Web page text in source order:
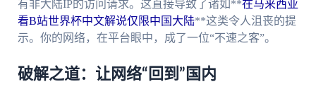
有非大陆IP的访问请求。这直接导致了诸如**在马来西亚
看B站世界杯中文解说仅限中国大陆**这类令人沮丧的提
示。你的网络，在平台眼中，成了一位“不速之客”。
破解之道：让网络“回到”国内